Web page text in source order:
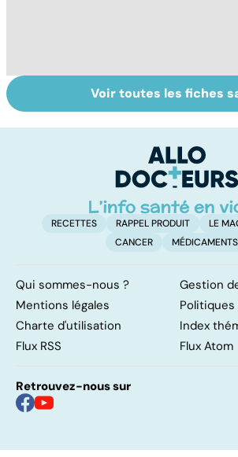
L'avortement :
quels délais,
Gynéco
pour la
Voir toutes les fiches
RECETTES RAPPEL PRODUIT
LE
CANCER
MÉDICAMENTS
Qui sommes-nous ?
Gestion
Mentions légales
Charte d'utilisation
Index
Flux RSS
Flux Atom
Retrouvez-nous sur